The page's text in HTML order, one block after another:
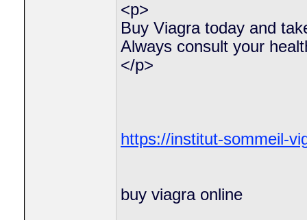
<p>
Buy Viagra today and
Always consult your
</p>
https://institut-sommeil-
buy viagra online